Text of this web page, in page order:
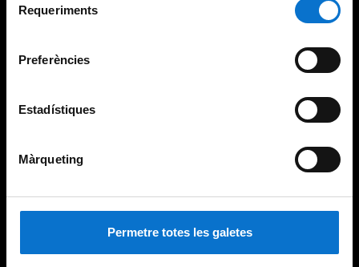
consultar laPolítica de galetes del lloc web de la
Requeriments
Preferències
Estadístiques
Màrqueting
Permetre totes les galetes